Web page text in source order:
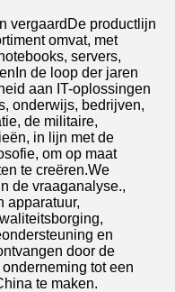
vergaardDe productlijn
omvat, met
servers,
de loop der jaren
aan IT-oplossingen
onderwijs, bedrijven,
de militaire,
in lijn met de
om op maat
te creëren.We
de vraaganalyse.,
apparatuur,
en
door de
tot een
te maken.